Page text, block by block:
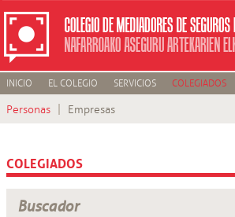
INICIO EL COLEGIO SERVICIOS COLEGIADOS
Personas Empresas
COLEGIADOS
Buscador